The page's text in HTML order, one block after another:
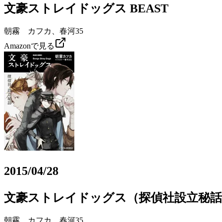
文豪ストレイドッグス BEAST
朝霧 カフカ、春河35
Amazonで見る
2015/04/28
文豪ストレイドッグス（探偵社設立秘
朝霧 カフカ、春河35